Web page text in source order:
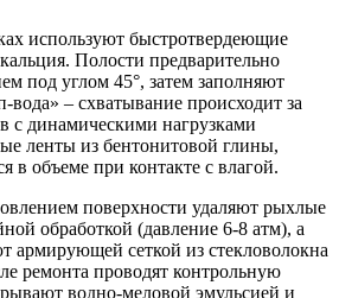
используют быстротвердеющие
Полости предварительно
под углом 45°, затем заполняют
вода» – схватывание происходит за
с динамическими нагрузками
ленты из бентонитовой глины,
в объеме при контакте с влагой.
поверхности удаляют рыхлые
обработкой (давление 6-8 атм), а
армирующей сеткой из стекловолокна
ремонта проводят контрольную
водно-меловой эмульсией и